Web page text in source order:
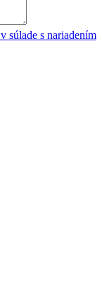
súlade s nariadením